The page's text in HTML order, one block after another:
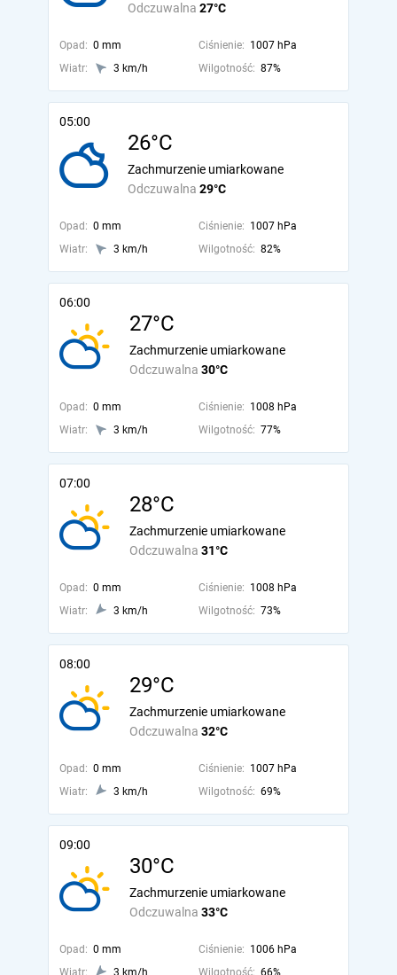
Odczuwalna 27°C
Opad: 0 mm Ciśnienie: 1007 hPa
Wiatr:
3 km/h Wilgotność: 87%
05:00
26°C
Odczuwalna 29°C
Zachmurzenie umiarkowane
Opad: 0 mm Ciśnienie: 1007 hPa
Wiatr:
3 km/h Wilgotność: 82%
06:00
27°C
Odczuwalna 30°C
Zachmurzenie umiarkowane
Opad: 0 mm Ciśnienie: 1008 hPa
Wiatr:
3 km/h Wilgotność: 77%
07:00
28°C
Odczuwalna 31°C
Zachmurzenie umiarkowane
Opad: 0 mm Ciśnienie: 1008 hPa
Wiatr:
3 km/h Wilgotność: 73%
08:00
29°C
Odczuwalna 32°C
Zachmurzenie umiarkowane
Opad: 0 mm Ciśnienie: 1007 hPa
Wiatr:
3 km/h Wilgotność: 69%
09:00
30°C
Odczuwalna 33°C
Zachmurzenie umiarkowane
Opad: 0 mm Ciśnienie: 1006 hPa
Wiatr:
3 km/h Wilgotność: 66%